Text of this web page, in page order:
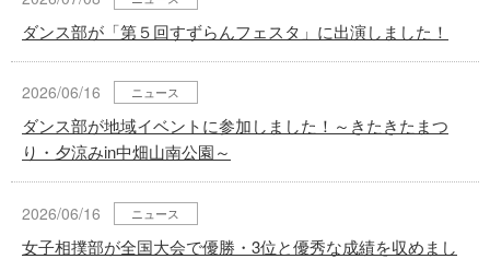
ダンス部が「第５回すずらんフェスタ」に出演しました！
2026/06/16 ニュース
ダンス部が地域イベントに参加しました！～きたきたまつ
り・夕涼みin中畑山南公園～
2026/06/16 ニュース
女子相撲部が全国大会で優勝・3位と優秀な成績を収めまし